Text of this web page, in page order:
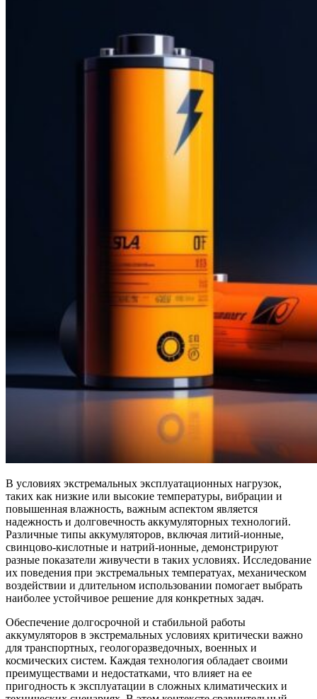
В условиях экстремальных эксплуатационных нагрузок,
таких как низкие или высокие температуры, вибрации и
повышенная влажность, важным аспектом является
надежность и долговечность аккумуляторных технологий.
Различные типы аккумуляторов, включая литий-ионные,
свинцово-кислотные и натрий-ионные, демонстрируют
разные показатели живучести в таких условиях. Исследование
их поведения при экстремальных температуах, механическом
воздействии и длительном использовании помогает выбрать
наиболее устойчивое решение для конкретных задач.
Обеспечение долгосрочной и стабильной работы
аккумуляторов в экстремальных условиях критически важно
для транспортных, геологоразведочных, военных и
космических систем. Каждая технология обладает своими
преимуществами и недостатками, что влияет на ее
пригодность к эксплуатации в сложных климатических и